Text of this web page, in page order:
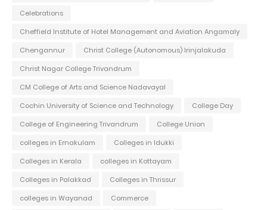
Celebrations
Cheffield Institute of Hotel Management and Aviation Angamaly
Chengannur
Christ College (Autonomous) Irinjalakuda
Christ Nagar College Trivandrum
CM College of Arts and Science Nadavayal
Cochin University of Science and Technology
College Day
College of Engineering Trivandrum
College Union
colleges in Ernakulam
Colleges in Idukki
Colleges in Kerala
colleges in Kottayam
Colleges in Palakkad
Colleges in Thrissur
colleges in Wayanad
Commerce